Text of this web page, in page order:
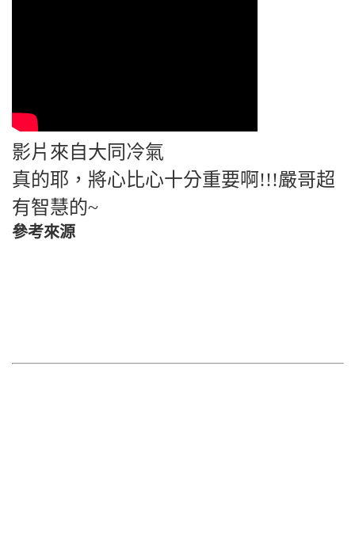
影片來自大同冷氣
真的耶，將心比心十分重要啊!!!嚴哥超
有智慧的~
參考來源